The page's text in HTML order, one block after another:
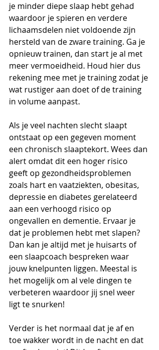
je minder diepe slaap hebt gehad
waardoor je spieren en verdere
lichaamsdelen niet voldoende zijn
hersteld van de zware training. Ga je
opnieuw trainen, dan start je al met
meer vermoeidheid. Houd hier dus
rekening mee met je training zodat je
wat rustiger aan doet of de training
in volume aanpast.
Als je veel nachten slecht slaapt
ontstaat op een gegeven moment
een chronisch slaaptekort. Wees dan
alert omdat dit een hoger risico
geeft op gezondheidsproblemen
zoals hart en vaatziekten, obesitas,
depressie en diabetes gerelateerd
aan een verhoogd risico op
ongevallen en dementie. Ervaar je
dat je problemen hebt met slapen?
Dan kan je altijd met je huisarts of
een slaapcoach bespreken waar
jouw knelpunten liggen. Meestal is
het mogelijk om al vele dingen te
verbeteren waardoor jij snel weer
ligt te snurken!
Verder is het normaal dat je af en
toe wakker wordt in de nacht en dat